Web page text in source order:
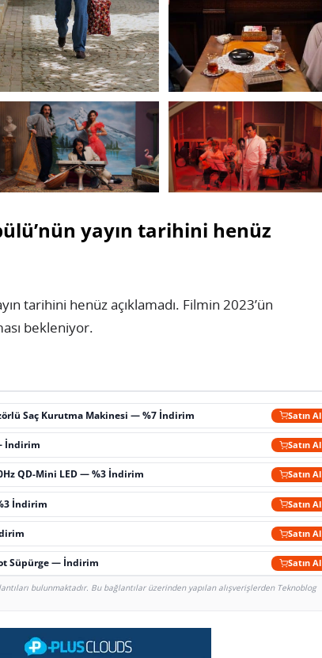
yayın tarihini henüz
tarihini henüz açıklamadı. Filmin 2023’ün
bekleniyor.
Saç Kurutma Makinesi — %7 İndirim Satın Al
İndirim Satın Al
QD-Mini LED — %3 İndirim Satın Al
İndirim Satın Al
Satın Al
Süpürge — İndirim Satın Al
bulunmaktadır. Bu bağlantılar üzerinden yapılan alışverişlerden Teknoblog